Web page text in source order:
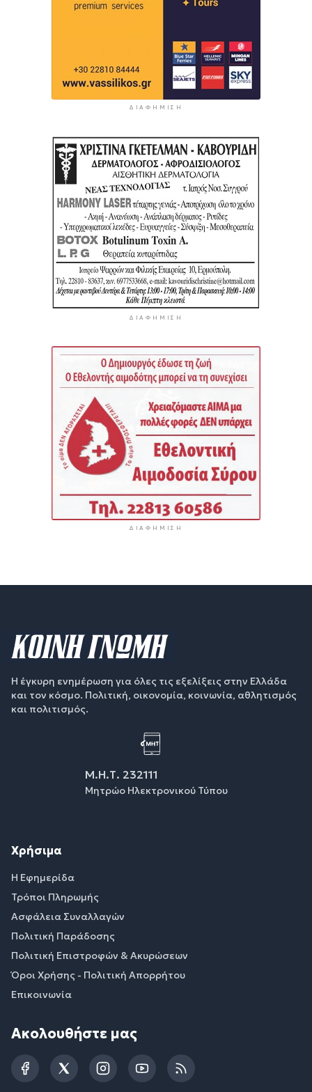
ΔΙΑΦΉΜΙΣΗ
ΔΙΑΦΉΜΙΣΗ
ΔΙΑΦΉΜΙΣΗ
Η έγκυρη ενημέρωση για όλες τις εξελίξεις στην Ελλάδα
και τον κόσμο. Πολιτική, οικονομία, κοινωνία, αθλητισμός
και πολιτισμός.
Μ.Η.Τ. 232111
Μητρώο Ηλεκτρονικού Τύπου
Χρήσιμα
Η Εφημερίδα
Τρόποι Πληρωμής
Ασφάλεια Συναλλαγών
Πολιτική Παράδοσης
Πολιτική Επιστροφών & Ακυρώσεων
Όροι Χρήσης - Πολιτική Απορρήτου
Επικοινωνία
Ακολουθήστε μας
FacebookTwitterInstagramYouTubeRSS